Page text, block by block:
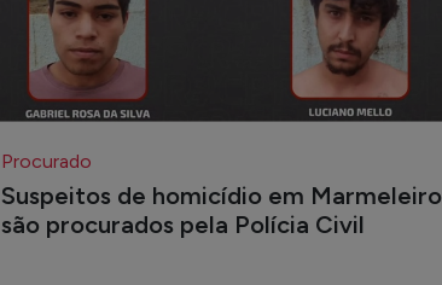
Procurado
Suspeitos de homicídio em Marmeleiro
são procurados pela Polícia Civil